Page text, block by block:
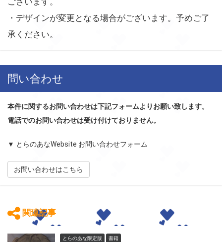
・デザインが変更となる場合がございます。予めご了
承ください。
問い合わせ
本件に関するお問い合わせは下記フォームよりお願い致します。
電話でのお問い合わせは受け付けておりません。
▼ とらのあなWebsite お問い合わせフォーム
お問い合わせはこちら
関連記事
とらのあな限定版 書籍